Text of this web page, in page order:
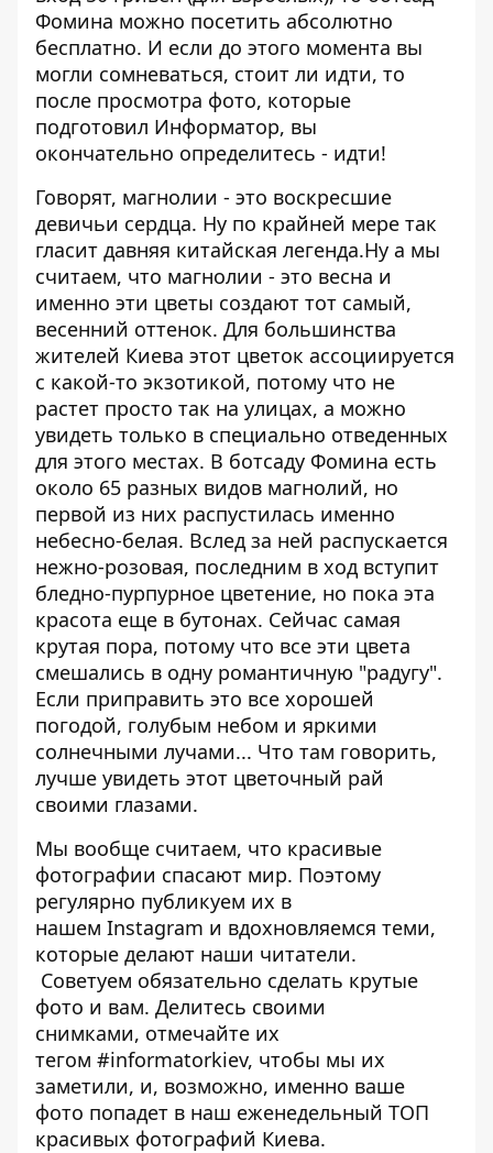
Фомина можно посетить абсолютно
бесплатно. И если до этого момента вы
могли сомневаться, стоит ли идти, то
после просмотра фото, которые
подготовил Информатор, вы
окончательно определитесь - идти!
Говорят, магнолии - это воскресшие
девичьи сердца. Ну по крайней мере так
гласит давняя китайская легенда.Ну а мы
считаем, что магнолии - это весна и
именно эти цветы создают тот самый,
весенний оттенок. Для большинства
жителей Киева этот цветок ассоциируется
с какой-то экзотикой, потому что не
растет просто так на улицах, а можно
увидеть только в специально отведенных
для этого местах. В ботсаду Фомина есть
около 65 разных видов магнолий, но
первой из них распустилась именно
небесно-белая. Вслед за ней распускается
нежно-розовая, последним в ход вступит
бледно-пурпурное цветение, но пока эта
красота еще в бутонах. Сейчас самая
крутая пора, потому что все эти цвета
смешались в одну романтичную "радугу".
Если приправить это все хорошей
погодой, голубым небом и яркими
солнечными лучами... Что там говорить,
лучше увидеть этот цветочный рай
своими глазами.
Мы вообще считаем, что красивые
фотографии спасают мир. Поэтому
регулярно публикуем их в
нашем Instagram и вдохновляемся теми,
которые делают наши читатели.
Советуем обязательно сделать крутые
фото и вам. Делитесь своими
снимками, отмечайте их
тегом #informatorkiev, чтобы мы их
заметили, и, возможно, именно ваше
фото попадет в наш еженедельный ТОП
красивых фотографий Киева.